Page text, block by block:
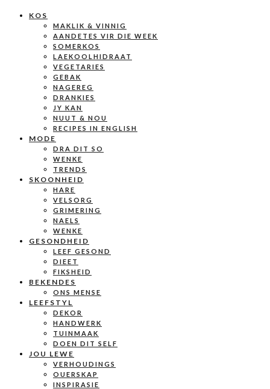
KOS
MAKLIK & VINNIG
AANDETES VIR DIE WEEK
SOMERKOS
LAEKOOLHIDRAAT
VEGETARIES
GEBAK
NAGEREG
DRANKIES
JY KAN
NUUT & NOU
RECIPES IN ENGLISH
MODE
DRA DIT SO
WENKE
TRENDS
SKOONHEID
HARE
VELSORG
GRIMERING
NAELS
WENKE
GESONDHEID
LEEF GESOND
DIEET
FIKSHEID
BEKENDES
ONS MENSE
LEEFSTYL
DEKOR
HANDWERK
TUINMAAK
DOEN DIT SELF
JOU LEWE
VERHOUDINGS
OUERSKAP
INSPIRASIE